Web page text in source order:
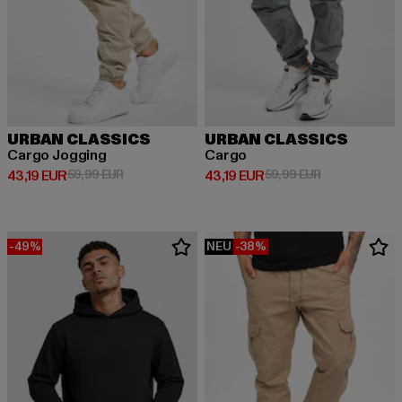
URBAN CLASSICS
Cargo Jogging
43,19 EUR
Derzeitiger Preis: 43,19 EUR
59,99 EURAktionspreis: 59,99 EUR
URBAN CLASSICS
Cargo
43,19 EUR
Derzeitiger Preis: 43,19 EUR
59,99 EURAktionspreis:
-49% NEU -38%